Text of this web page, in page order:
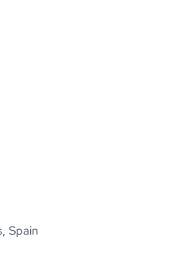
Spain